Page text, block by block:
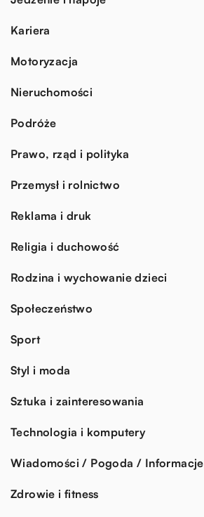
Kariera
Motoryzacja
Nieruchomości
Podróże
Prawo, rząd i polityka
Przemysł i rolnictwo
Reklama i druk
Religia i duchowość
Rodzina i wychowanie dzieci
Społeczeństwo
Sport
Styl i moda
Sztuka i zainteresowania
Technologia i komputery
Wiadomości / Pogoda / Informacje
Zdrowie i fitness